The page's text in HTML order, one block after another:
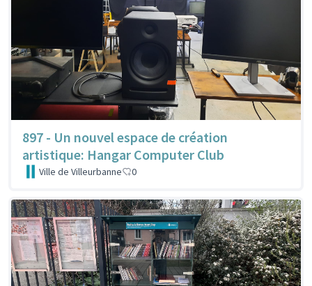
897 - Un nouvel espace de création
artistique: Hangar Computer Club
Ville de Villeurbanne 0